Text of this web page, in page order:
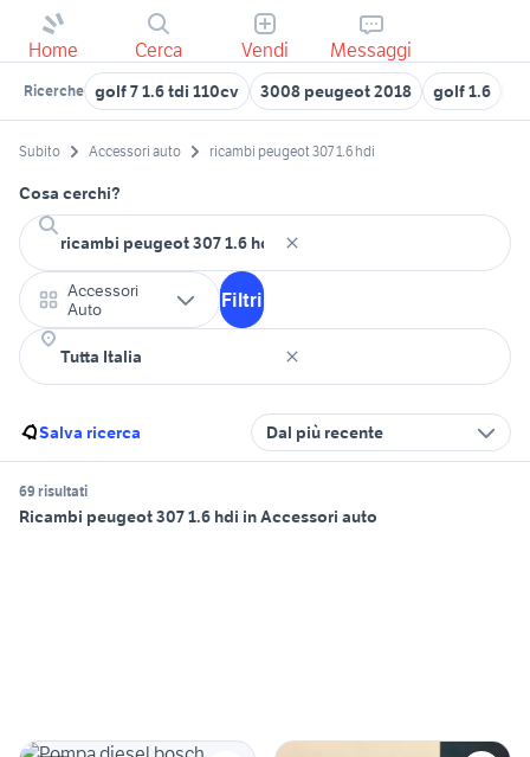
Home Cerca Vendi Messaggi
Ricerche golf 7 1.6 tdi 110cv 3008 peugeot 2018 golf 1.6
Subito Accessori auto ricambi peugeot 307 1.6 hdi
Cosa cerchi?
Accessori
Auto
Filtri
Salva ricerca Dal più recente
69 risultati
Ricambi peugeot 307 1.6 hdi in Accessori auto